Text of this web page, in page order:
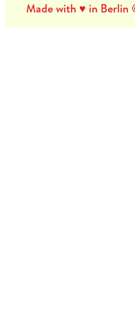
Made with ♥ in Berlin